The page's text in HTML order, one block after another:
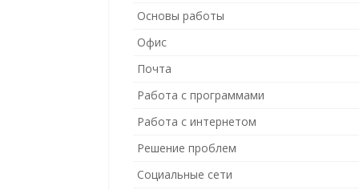
Основы работы
Офис
Почта
Работа с программами
Работа с интернетом
Решение проблем
Социальные сети